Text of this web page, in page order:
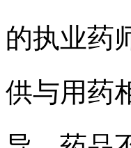
的执业药
供与用药